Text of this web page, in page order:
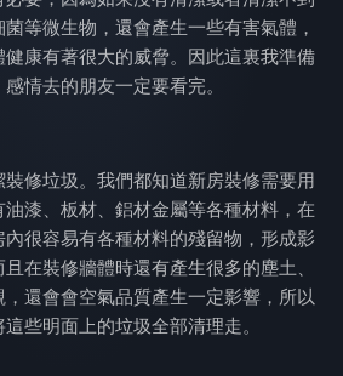
等微生物，還會產生一些有害氣體，
康有著很大的威脅。因此這裏我準備
情去的朋友一定要看完。
修垃圾。我們都知道新房裝修需要用
漆、板材、鋁材金屬等各種材料，在
很容易有各種材料的殘留物，形成影
在裝修牆體時還有產生很多的塵土、
還會會空氣品質產生一定影響，所以
些明面上的垃圾全部清理走。